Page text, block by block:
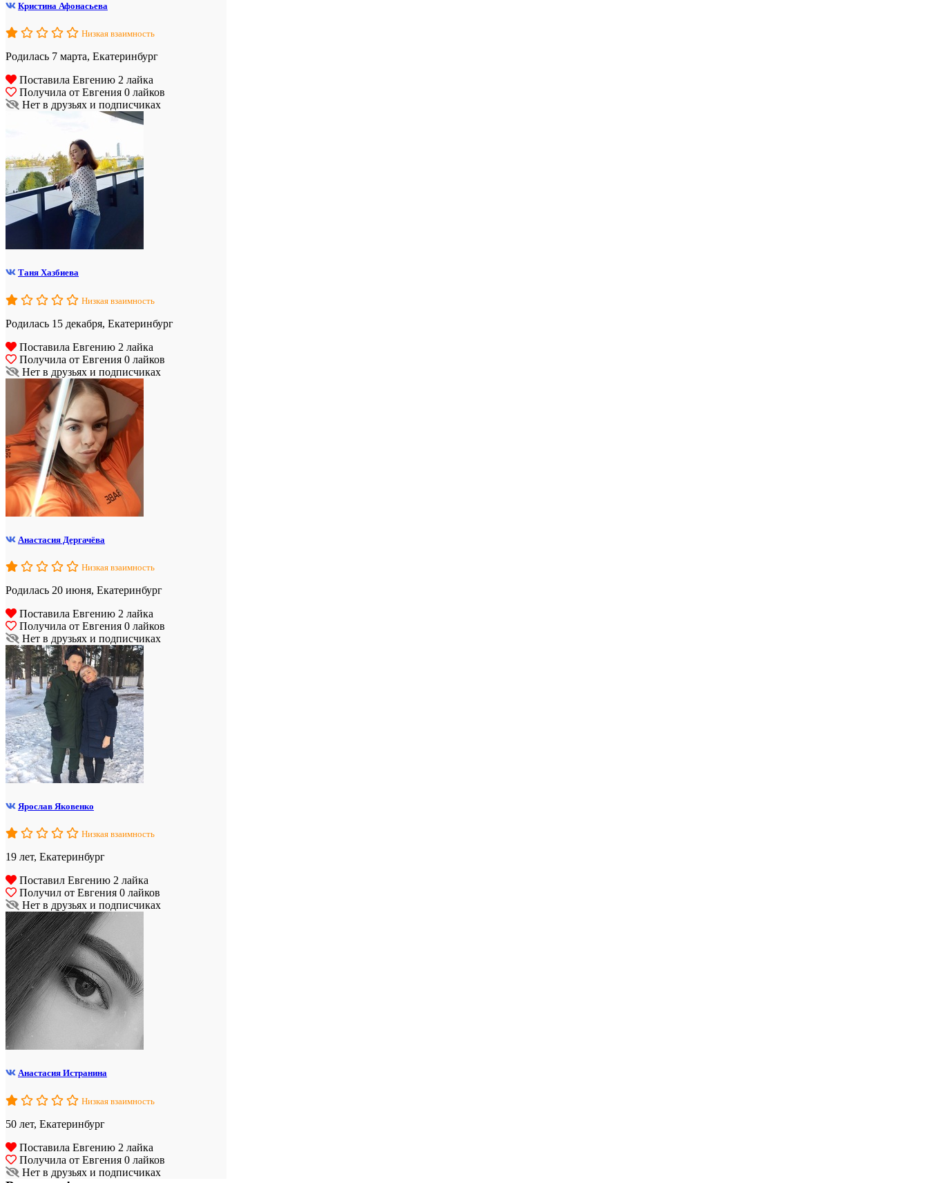
Кристина Афонасьева
Низкая взаимность
Родилась 7 марта, Екатеринбург
Поставила Евгению 2 лайка
Получила от Евгения 0 лайков
Нет в друзьях и подписчиках
Таня Хазбиева
Низкая взаимность
Родилась 15 декабря, Екатеринбург
Поставила Евгению 2 лайка
Получила от Евгения 0 лайков
Нет в друзьях и подписчиках
Анастасия Дергачёва
Низкая взаимность
Родилась 20 июня, Екатеринбург
Поставила Евгению 2 лайка
Получила от Евгения 0 лайков
Нет в друзьях и подписчиках
Ярослав Яковенко
Низкая взаимность
19 лет, Екатеринбург
Поставил Евгению 2 лайка
Получил от Евгения 0 лайков
Нет в друзьях и подписчиках
Анастасия Истранина
Низкая взаимность
50 лет, Екатеринбург
Поставила Евгению 2 лайка
Получила от Евгения 0 лайков
Нет в друзьях и подписчиках